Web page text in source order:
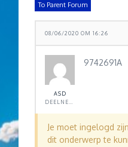
To Parent Forum
08/06/2020 OM 16:26
ASD
9742691A
Je moet ingelogd
dit onderwerp te